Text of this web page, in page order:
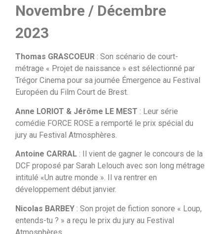
Novembre / Décembre
2023
Thomas GRASCOEUR: Son scénario de court-
métrage « Projet de naissance » est sélectionné par
Trégor Cinema pour sa journée Émergence au Festival
Européen du Film Court de Brest.
Anne LORIOT & Jérôme LE MEST: Leur série
comédie FORCE ROSE a remporté le prix spécial du
jury au Festival Atmosphères.
Antoine CARRAL: Il vient de gagner le concours de la
DCF proposé par Sarah Lelouch avec son long métrage
intitulé «Un autre monde ». Il va rentrer en
développement début janvier.
Nicolas BARBEY: Son projet de fiction sonore « Loup,
entends-tu ? » a reçu le prix du jury au Festival
Atmosphères.